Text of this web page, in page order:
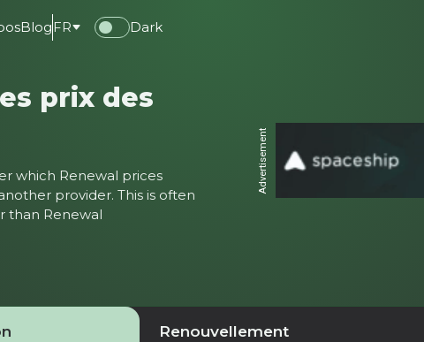
Blog FR Dark
prix des
which Renewal prices
provider. This is often
than Renewal
Advertisement
Renouvellement